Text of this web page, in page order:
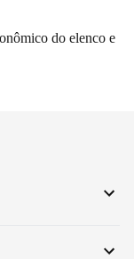
do elenco e